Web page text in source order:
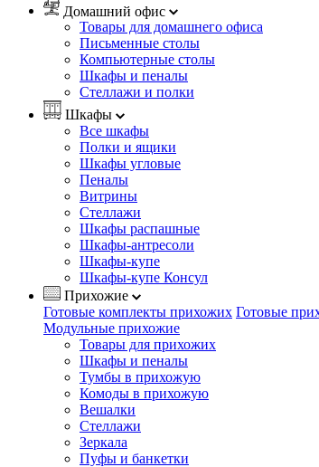
Домашний офис
Товары для домашнего офиса
Письменные столы
Компьютерные столы
Шкафы и пеналы
Стеллажи и полки
Шкафы
Все шкафы
Полки и ящики
Шкафы угловые
Пеналы
Витрины
Стеллажи
Шкафы распашные
Шкафы-антресоли
Шкафы-купе
Шкафы-купе Консул
Прихожие
Готовые комплекты прихожих Готовые
Модульные прихожие
Товары для прихожих
Шкафы и пеналы
Тумбы в прихожую
Комоды в прихожую
Вешалки
Стеллажи
Зеркала
Пуфы и банкетки